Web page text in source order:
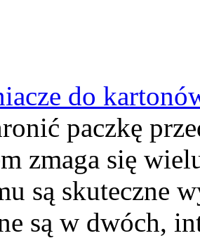
do
paczkę
zmaga się
są skuteczne
są w dwóch,